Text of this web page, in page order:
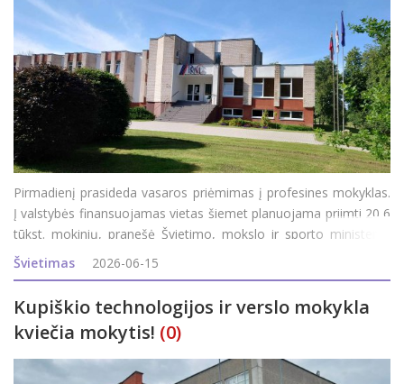
Pirmadienį prasideda vasaros priėmimas į profesines mokyklas.
Į valstybės finansuojamas vietas šiemet planuojama priimti 20,6
tūkst. mokinių, pranešė Švietimo, mokslo ir sporto ministerija
(ŠMSM). Anot ministerijos, daugiausia valstybės finansuojamų
vietų suplanuota
Švietimas 2026-06-15
Kupiškio technologijos ir verslo mokykla
kviečia mokytis! (0)